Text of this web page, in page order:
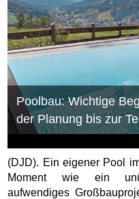
Poolbau: Wichtige
der Planung bis zur
(DJD). Ein eigener Pool
Moment wie ein
aufwendiges